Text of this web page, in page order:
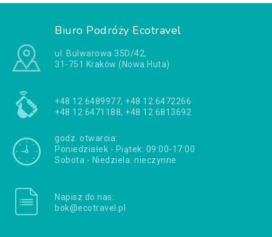
Biuro Podróży Ecotravel
ul. Bulwarowa 35D/42,
31-751 Kraków (Nowa Huta)
+48 12 6489977, +48 12 6472266
+48 12 6471188, +48 12 6813692
godz. otwarcia:
Poniedziałek - Piątek: 09:00-17:00
Sobota - Niedziela: nieczynne
Napisz do nas:
bok@ecotravel.pl